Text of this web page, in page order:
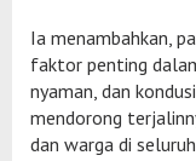
Ia menambahkan,
faktor penting
nyaman, dan
mendorong
dan warga di